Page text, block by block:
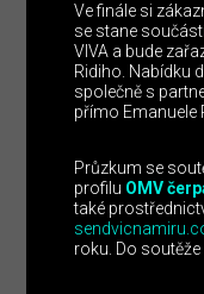
Ve finále si
se stane
VIVA a bude
Ridiho. Nabídku
společně s
přímo Emanuele
Průzkum se
profilu OMV
také
roku. Do